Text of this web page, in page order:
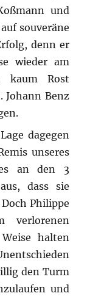
und
souveräne
denn er
wieder am
kaum Rost
Benz
dagegen
unseres
an den 3
dass sie
Philippe
verlorenen
halten
den Turm
und